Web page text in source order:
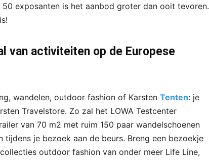
exposanten is het aanbod groter dan ooit tevoren.
van activiteiten op de Europese
wandelen, outdoor fashion of Karsten Tenten: je
Travelstore. Zo zal het LOWA Testcenter
van 70 m2 met ruim 150 paar wandelschoenen
je bezoek aan de beurs. Breng een bezoekje
outdoor fashion van onder meer Life Line,